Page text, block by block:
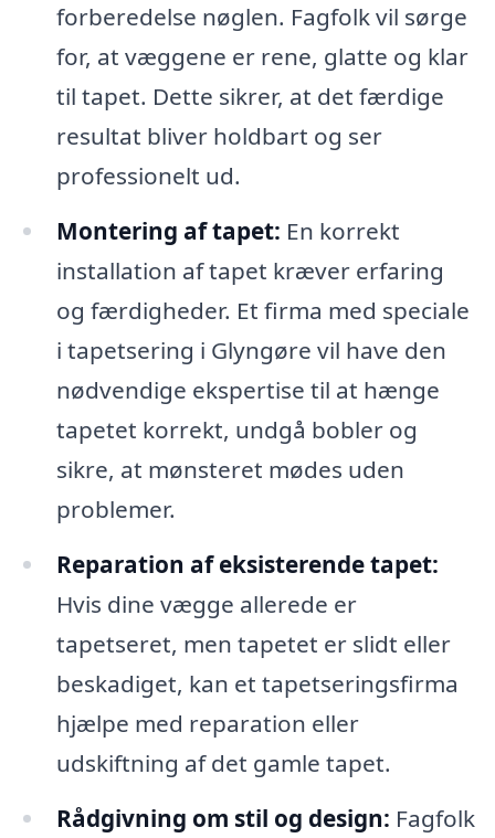
forberedelse nøglen. Fagfolk vil sørge
for, at væggene er rene, glatte og klar
til tapet. Dette sikrer, at det færdige
resultat bliver holdbart og ser
professionelt ud.
Montering af tapet: En korrekt
installation af tapet kræver erfaring
og færdigheder. Et firma med speciale
i tapetsering i Glyngøre vil have den
nødvendige ekspertise til at hænge
tapetet korrekt, undgå bobler og
sikre, at mønsteret mødes uden
problemer.
Reparation af eksisterende tapet:
Hvis dine vægge allerede er
tapetseret, men tapetet er slidt eller
beskadiget, kan et tapetseringsfirma
hjælpe med reparation eller
udskiftning af det gamle tapet.
Rådgivning om stil og design: Fagfolk